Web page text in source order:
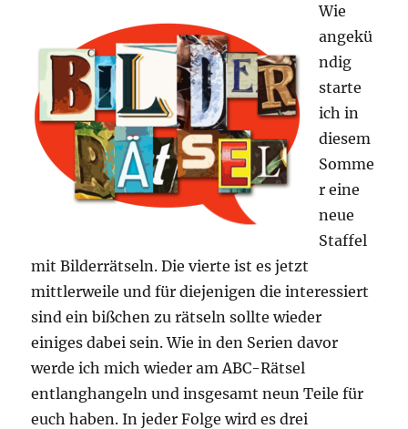
Wie
angekü
ndig
starte
ich in
diesem
Somme
r eine
neue
Staffel
mit Bilderrätseln. Die vierte ist es jetzt
mittlerweile und für diejenigen die interessiert
sind ein bißchen zu rätseln sollte wieder
einiges dabei sein. Wie in den Serien davor
werde ich mich wieder am ABC-Rätsel
entlanghangeln und insgesamt neun Teile für
euch haben. In jeder Folge wird es drei